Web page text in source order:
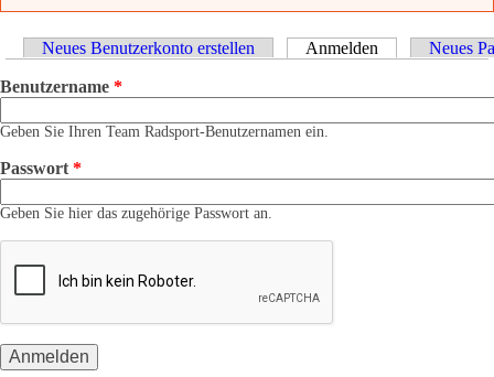
Haupt-Reiter
Neues Benutzerkonto erstellen Anmelden (aktiver Reiter)
Neues
Benutzername *
Geben Sie Ihren Team Radsport-Benutzernamen ein.
Passwort *
Geben Sie hier das zugehörige Passwort an.